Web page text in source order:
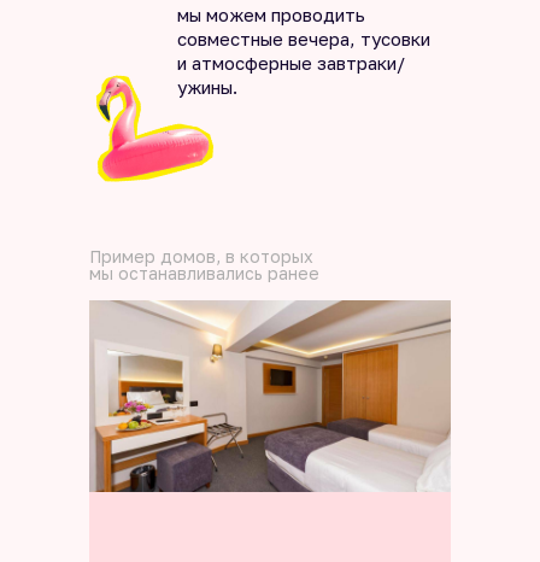
мы можем проводить
совместные вечера, тусовки
и атмосферные завтраки/
ужины.
Пример домов, в которых
мы останавливались ранее